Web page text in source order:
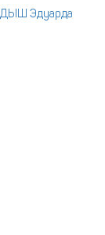
Эдуарда